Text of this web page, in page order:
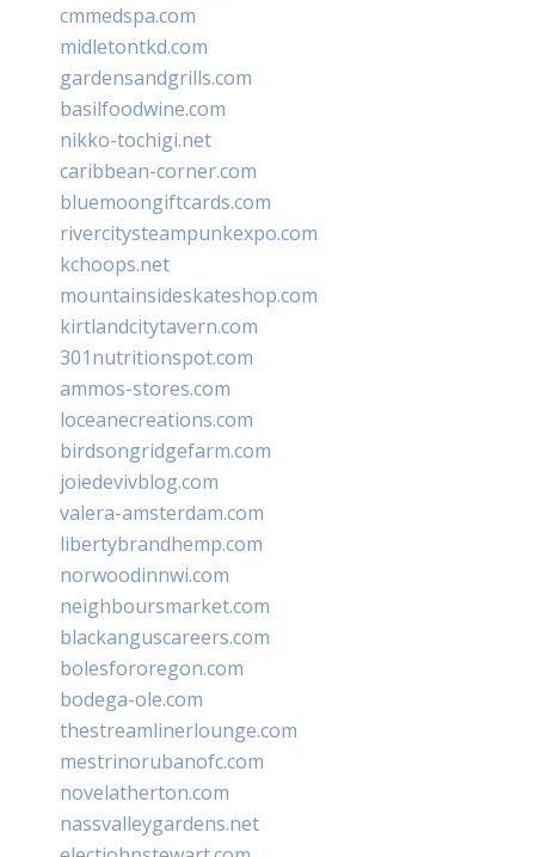
cmmedspa.com
midletontkd.com
gardensandgrills.com
basilfoodwine.com
nikko-tochigi.net
caribbean-corner.com
bluemoongiftcards.com
rivercitysteampunkexpo.com
kchoops.net
mountainsideskateshop.com
kirtlandcitytavern.com
301nutritionspot.com
ammos-stores.com
loceanecreations.com
birdsongridgefarm.com
joiedevivblog.com
valera-amsterdam.com
libertybrandhemp.com
norwoodinnwi.com
neighboursmarket.com
blackanguscareers.com
bolesfororegon.com
bodega-ole.com
thestreamlinerlounge.com
mestrinorubanofc.com
novelatherton.com
nassvalleygardens.net